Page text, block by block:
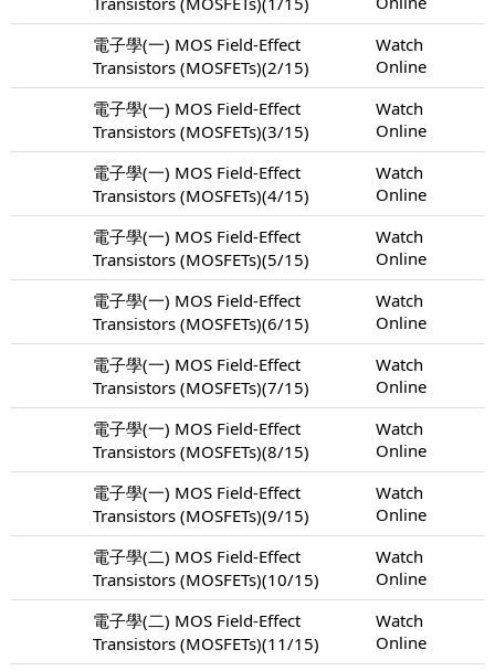
電子學(一) MOS Field-Effect
Transistors (MOSFETs)(2/15)
Watch
Online
電子學(一) MOS Field-Effect
Transistors (MOSFETs)(3/15)
Watch
Online
電子學(一) MOS Field-Effect
Transistors (MOSFETs)(4/15)
Watch
Online
電子學(一) MOS Field-Effect
Transistors (MOSFETs)(5/15)
Watch
Online
電子學(一) MOS Field-Effect
Transistors (MOSFETs)(6/15)
Watch
Online
電子學(一) MOS Field-Effect
Transistors (MOSFETs)(7/15)
Watch
Online
電子學(一) MOS Field-Effect
Transistors (MOSFETs)(8/15)
Watch
Online
電子學(一) MOS Field-Effect
Transistors (MOSFETs)(9/15)
Watch
Online
電子學(二) MOS Field-Effect
Transistors (MOSFETs)(10/15)
Watch
Online
電子學(二) MOS Field-Effect
Transistors (MOSFETs)(11/15)
Watch
Online